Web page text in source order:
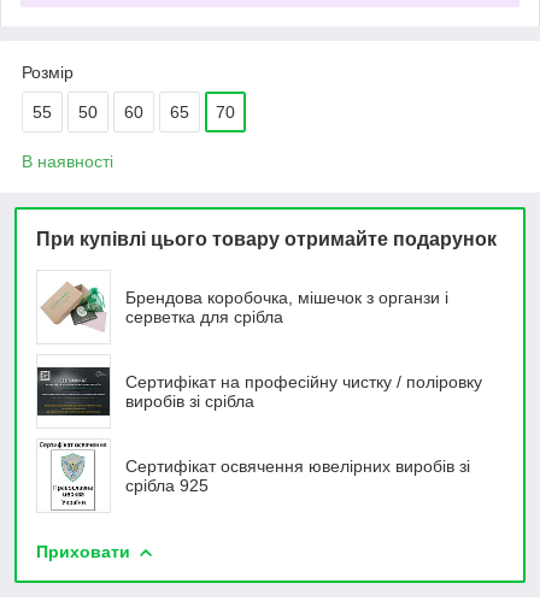
Розмір
55 50 60 65 70
В наявності
При купівлі цього товару отримайте подарунок
Брендова коробочка, мішечок з органзи і
серветка для срібла
Сертифікат на професійну чистку / поліровку
виробів зі срібла
Сертифікат освячення ювелірних виробів зі
срібла 925
Приховати